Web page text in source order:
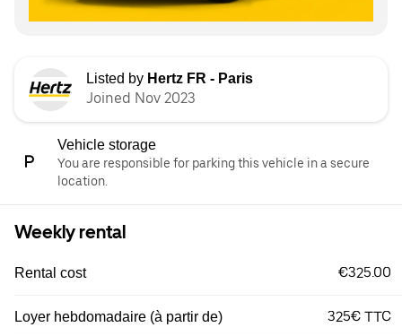
Listed by Hertz FR - Paris
Joined Nov 2023
Vehicle storage
You are responsible for parking this vehicle in a secure
location.
Weekly rental
Rental cost €325.00
Loyer hebdomadaire (à partir de) 325€ TTC